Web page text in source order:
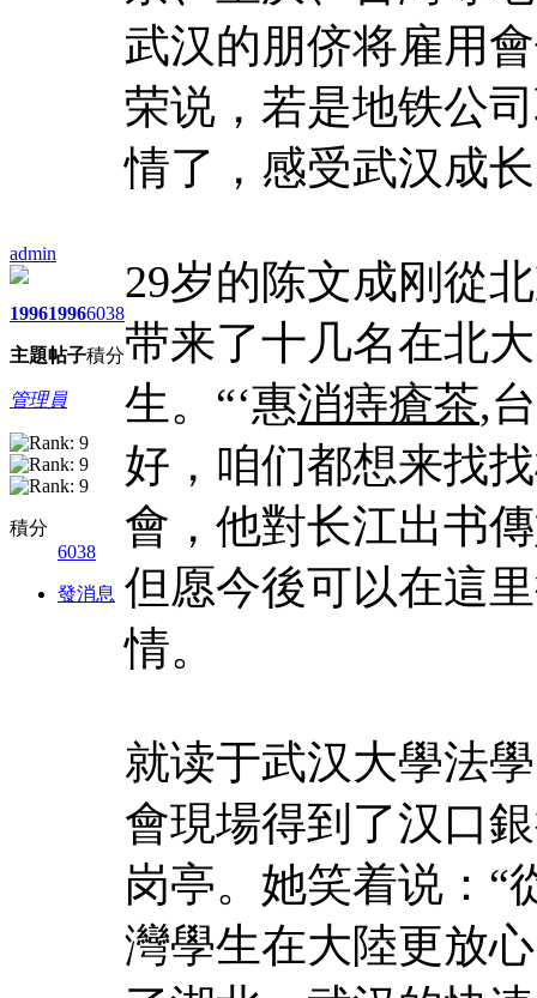
admin
1996
主題
1996
帖子
6038
積分
管理員
積分
6038
發消息
武汉的朋侪将雇用
荣说，若是地铁公
情了，感受武汉成
29岁的陈文成刚從
带来了十几名在北
生。“‘惠消痔瘡茶,
好，咱们都想来找
會，他對长江出书
但愿今後可以在這
情。
就读于武汉大學法
會現場得到了汉口
岗亭。她笑着说：“
灣學生在大陸更放